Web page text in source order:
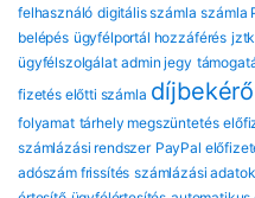
felhasználó digitális számla számla
belépés ügyfélportál hozzáférés
ügyfélszolgálat admin jegy
fizetés előtti számla díjbekérő
folyamat tárhely megszüntetés
számlázási rendszer PayPal
adószám frissítés számlázási